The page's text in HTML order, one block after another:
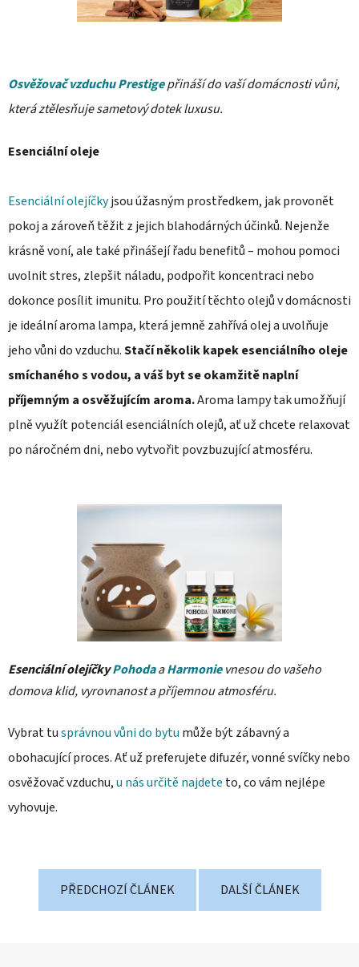
Osvěžovač vzduchu Prestigepřináší do vaší domácnosti vůni,
která ztělesňuje sametový dotek luxusu.
Esenciální oleje
Esenciální olejíčkyjsou úžasným prostředkem, jak provonět
pokoj a zároveň těžit z jejich blahodárných účinků. Nejenže
krásně voní, ale také přinášejí řadu benefitů – mohou pomoci
uvolnit stres, zlepšit náladu, podpořit koncentraci nebo
dokonce posílit imunitu. Pro použití těchto olejů v domácnosti
je ideální aroma lampa, která jemně zahřívá olej a uvolňuje
jeho vůni do vzduchu.Stačí několik kapek esenciálního oleje
smíchaného s vodou, a váš byt se okamžitě naplní
příjemným a osvěžujícím aroma.Aroma lampy tak umožňují
plně využít potenciál esenciálních olejů, ať už chcete relaxovat
po náročném dni, nebo vytvořit povzbuzující atmosféru.
Esenciální olejíčkyPohodaaHarmonievnesou do vašeho
domova klid, vyrovnanost a příjemnou atmosféru.
Vybrat tusprávnou vůni do bytu může být zábavný a
obohacující proces. Ať už preferujete difuzér, vonné svíčky nebo
osvěžovač vzduchu,u nás určitě najdete to, co vám nejlépe
vyhovuje.
PŘEDCHOZÍ ČLÁNEK DALŠÍ ČLÁNEK